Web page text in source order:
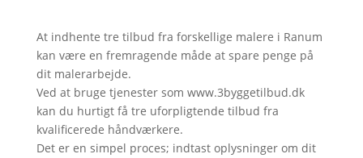
At indhente tre tilbud fra forskellige malere i Ranum
kan være en fremragende måde at spare penge på
dit malerarbejde.
Ved at bruge tjenester som www.3byggetilbud.dk
kan du hurtigt få tre uforpligtende tilbud fra
kvalificerede håndværkere.
Det er en simpel proces; indtast oplysninger om dit